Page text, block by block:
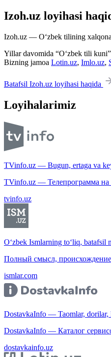
Izoh.uz loyihasi
Izoh.uz — O‘zbek tilining
Yillar davomida “O‘zbek tili
Bizning jamoa Lotin.uz, Imlo.uz,
Batafsil Izoh.uz loyihasi haqida
Loyihalarimiz
TVinfo.uz — Bugun, ertaga va
TVinfo.uz — Телепрограмма на
tvinfo.uz
O‘zbek Ismlarning to‘liq,
Полный смысл,
ismlar.com
DostavkaInfo — Taomlar, dorilar,
DostavkaInfo — Каталог
dostavkainfo.uz